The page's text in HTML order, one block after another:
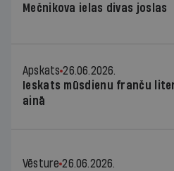
Mečnikova ielas divas joslas
Apskats 26.06.2026.
Ieskats mūsdienu franču
ainā
Vēsture 26.06.2026.